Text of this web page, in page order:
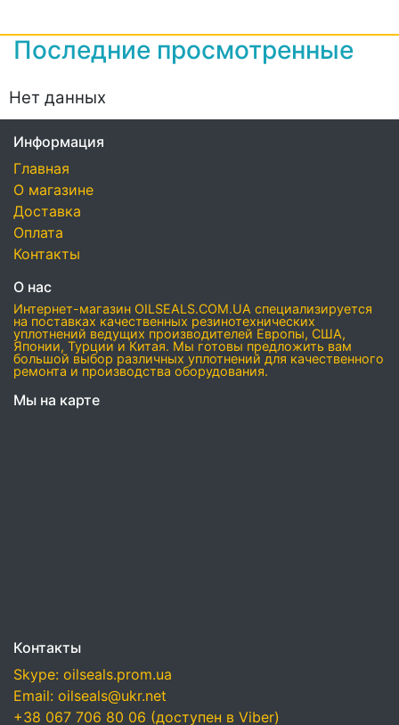
Последние просмотренные
Нет данных
Информация
Главная
О магазине
Доставка
Оплата
Контакты
О нас
Интернет-магазин OILSEALS.COM.UA специализируется
на поставках качественных резинотехнических
уплотнений ведущих производителей Европы, США,
Японии, Турции и Китая. Мы готовы предложить вам
большой выбор различных уплотнений для качественного
ремонта и производства оборудования.
Мы на карте
Контакты
Skype: oilseals.prom.ua
Email: oilseals@ukr.net
+38 067 706 80 06 (доступен в Viber)